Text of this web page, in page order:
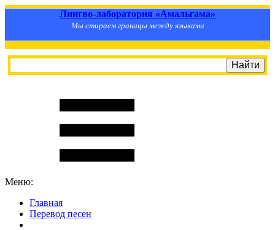
Лингво-лаборатория «Амальгама»
Мы стираем границы между языками
Меню:
Главная
Перевод песен